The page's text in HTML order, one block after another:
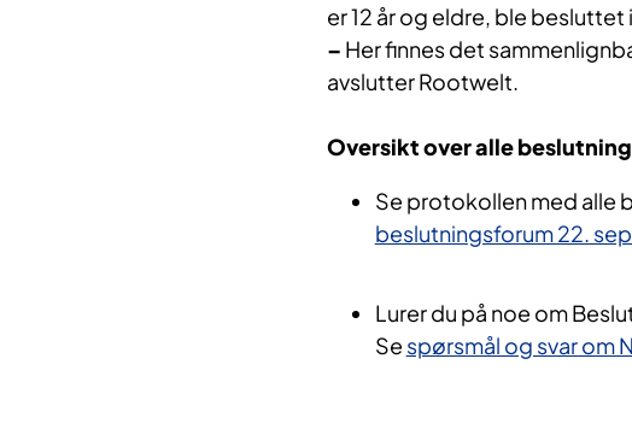
er 12 år og eldre, ble besluttet
– Her finnes det
avslutter Rootwelt.
Oversikt over alle
Se protokollen med alle
beslutningsforum 22.
Lurer du på noe om
Se spørsmål og svar om